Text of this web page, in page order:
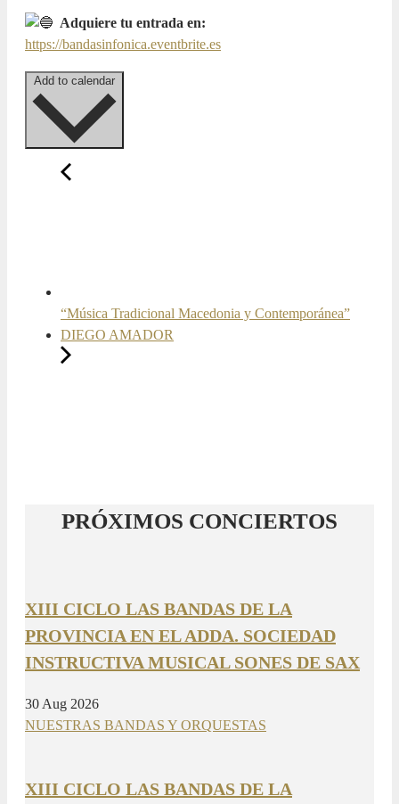
Adquiere tu entrada en:
https://bandasinfonica.eventbrite.es
“Música Tradicional Macedonia y Contemporánea”
DIEGO AMADOR
PRÓXIMOS CONCIERTOS
XIII CICLO LAS BANDAS DE LA
PROVINCIA EN EL ADDA. SOCIEDAD
INSTRUCTIVA MUSICAL SONES DE SAX
30 Aug 2026
NUESTRAS BANDAS Y ORQUESTAS
XIII CICLO LAS BANDAS DE LA